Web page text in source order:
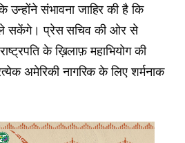
उन्होंने संभावना जाहिर की है कि
ले सकेंगे। प्रेस सचिव की ओर से
के ख़िलाफ़ महाभियोग की
अमेरिकी नागरिक के लिए शर्मनाक